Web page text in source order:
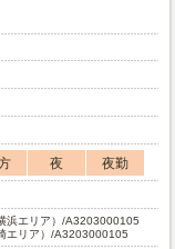
夜
夜勤
浜エリア）/A3203000105
エリア）/A3203000105